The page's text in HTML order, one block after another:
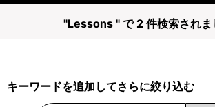
"Lessons " で 2 件検索されま
キーワードを追加してさらに絞り込む